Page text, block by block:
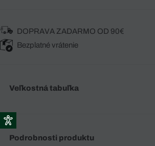
DOPRAVA ZADARMO OD 90€
Bezplatné vrátenie
Veľkostná tabuľka
Podrobnosti produktu